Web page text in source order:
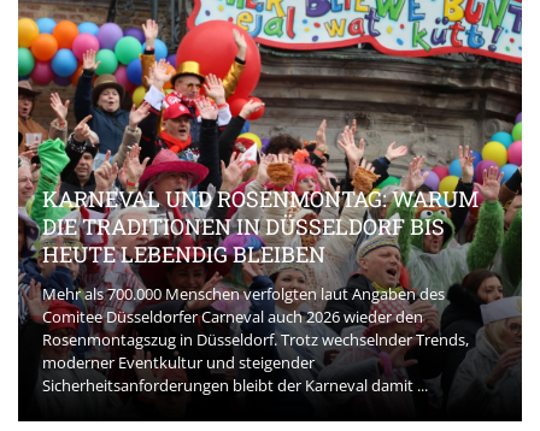
KARNEVAL UND ROSENMONTAG: WARUM
DIE TRADITIONEN IN DÜSSELDORF BIS
HEUTE LEBENDIG BLEIBEN
Mehr als 700.000 Menschen verfolgten laut Angaben des
Comitee Düsseldorfer Carneval auch 2026 wieder den
Rosenmontagszug in Düsseldorf. Trotz wechselnder Trends,
moderner Eventkultur und steigender
Sicherheitsanforderungen bleibt der Karneval damit ...